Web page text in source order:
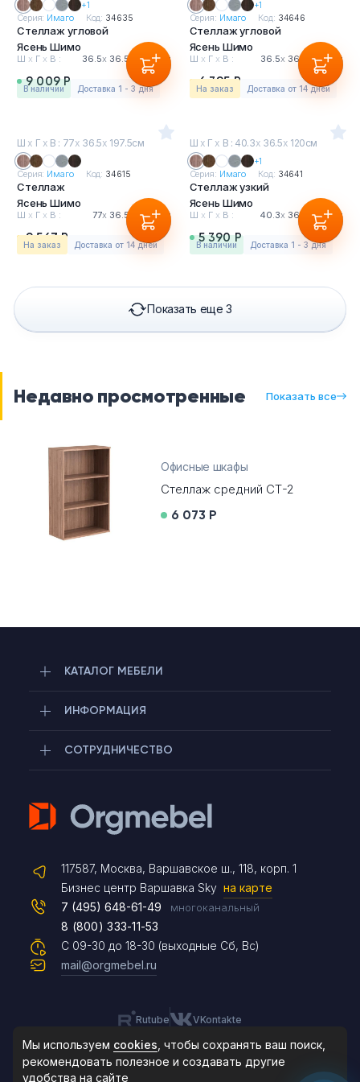
+1
Серия: Имаго Код: 34635
Стеллаж угловой
Ясень Шимо
Ш х Г х В : 36.5х36.5 197.5см
9 009 Р
в наличии Доставка 1 - 3 дня
+1
Серия: Имаго Код: 34646
Стеллаж угловой
Ясень Шимо
Ш х Г х В : 36.5х 36.5 х120см
6 395 Р
На заказ Доставка от 14 дней
Ш х Г х В : 77х 36.5х 197.5см
Серия: Имаго Код: 34615
Стеллаж
Ясень Шимо
Ш х Г х В : 77х36.5 197.5см
9 567 Р
На заказ Доставка от 14 дней
Ш х Г х В : 40.3х 36.5х 120см
+1
Серия: Имаго Код: 34641
Стеллаж узкий
Ясень Шимо
Ш х Г х В : 40.3х 36.5 х120см
5 390 Р
в наличии Доставка 1 - 3 дня
Показать еще 3
Недавно просмотренные Показать все
Офисные шкафы
Стеллаж средний СТ-2
6 073 Р
КАТАЛОГ МЕБЕЛИ
ИНФОРМАЦИЯ
СОТРУДНИЧЕСТВО
117587, Москва, Варшавское ш., 118, корп. 1
Бизнес центр Варшавка Sky на карте
С 09-30 до 18-30 (выходные Сб, Вс)
7 (495) 648-61-49 многоканальный
8 (800) 333-11-53
mail@orgmebel.ru
Rutube VKontakte
Telegram
Max
Чат на сайте
8 (495) 183-47-87
По будням с 09:30 до 18:30
Мы используем cookies , чтобы сохранять ваш поиск,
рекомендовать полезное и создавать другие
удобства на сайте